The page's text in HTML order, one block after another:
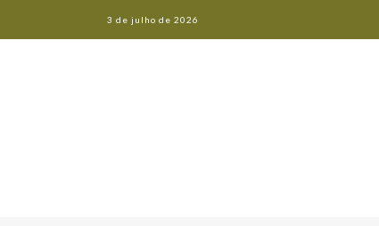
3 de julho de 2026